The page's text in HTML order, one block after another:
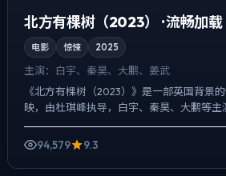
北方有棵树（2023） · 流畅加载
电影 惊悚 2025
主演：
白宇、秦昊、大鹏、姜武
《北方有棵树（2023）》是一部英国背景
映，由杜琪峰执导，白宇、秦昊、大鹏等
94,579
9.3